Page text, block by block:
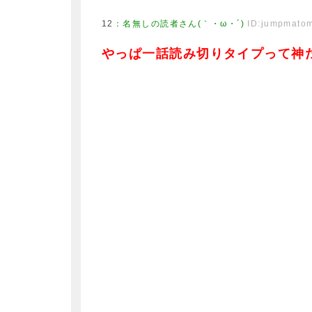
12 ：名無しの読者さん(｀・ω・´)
やっぱ一話読み切りタイプって神